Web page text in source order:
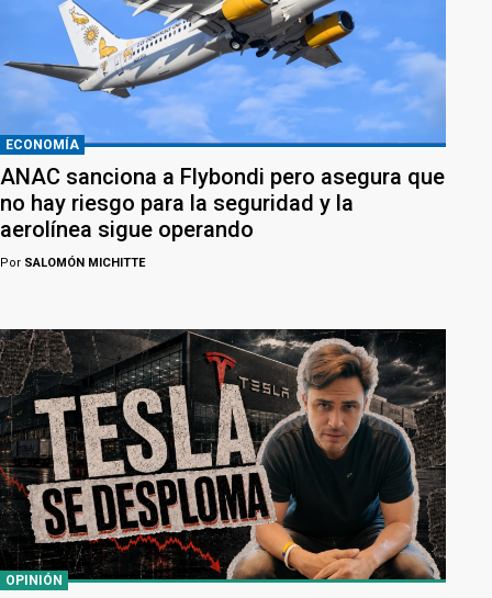
ECONOMÍA
ANAC sanciona a Flybondi pero asegura que
no hay riesgo para la seguridad y la
aerolínea sigue operando
Por SALOMÓN MICHITTE
OPINIÓN